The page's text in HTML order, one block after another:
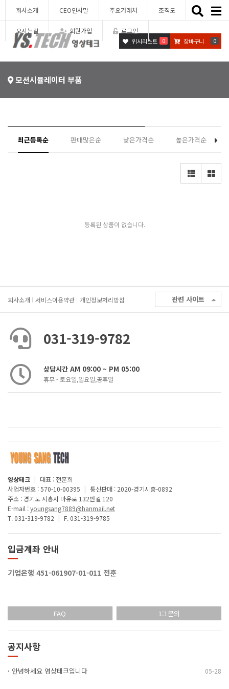
회사소개 CEO인사말 주요거래처 조직도
오시는길 회원가입 로그인
Toggle
위시리스트 0 장바구니 0
모션시뮬레이터 부품
최근등록순 판매많은순 낮은가격순 높은가격순
등록된 상품이 없습니다.
회사소개 서비스이용약관 개인정보처리방침 관련 사이트
031-319-9782
상담시간 AM 09:00 ~ PM 05:00
휴무 - 토요일,일요일,공휴일
영상테크 | 대표 : 전훈희
사업자번호 : 570-10-00395 | 통신판매 : 2020-경기시흥-0892
주소 : 경기도 시흥시 마유로 132번길 120
E-mail :youngsang7889@hanmail.net
T. 031-319-9782 | F. 031-319-9785
입금계좌 안내
기업은행 451-061907-01-011 전훈
FAQ 1:1문의
공지사항
· 안녕하세요 영상테크입니다 05-28